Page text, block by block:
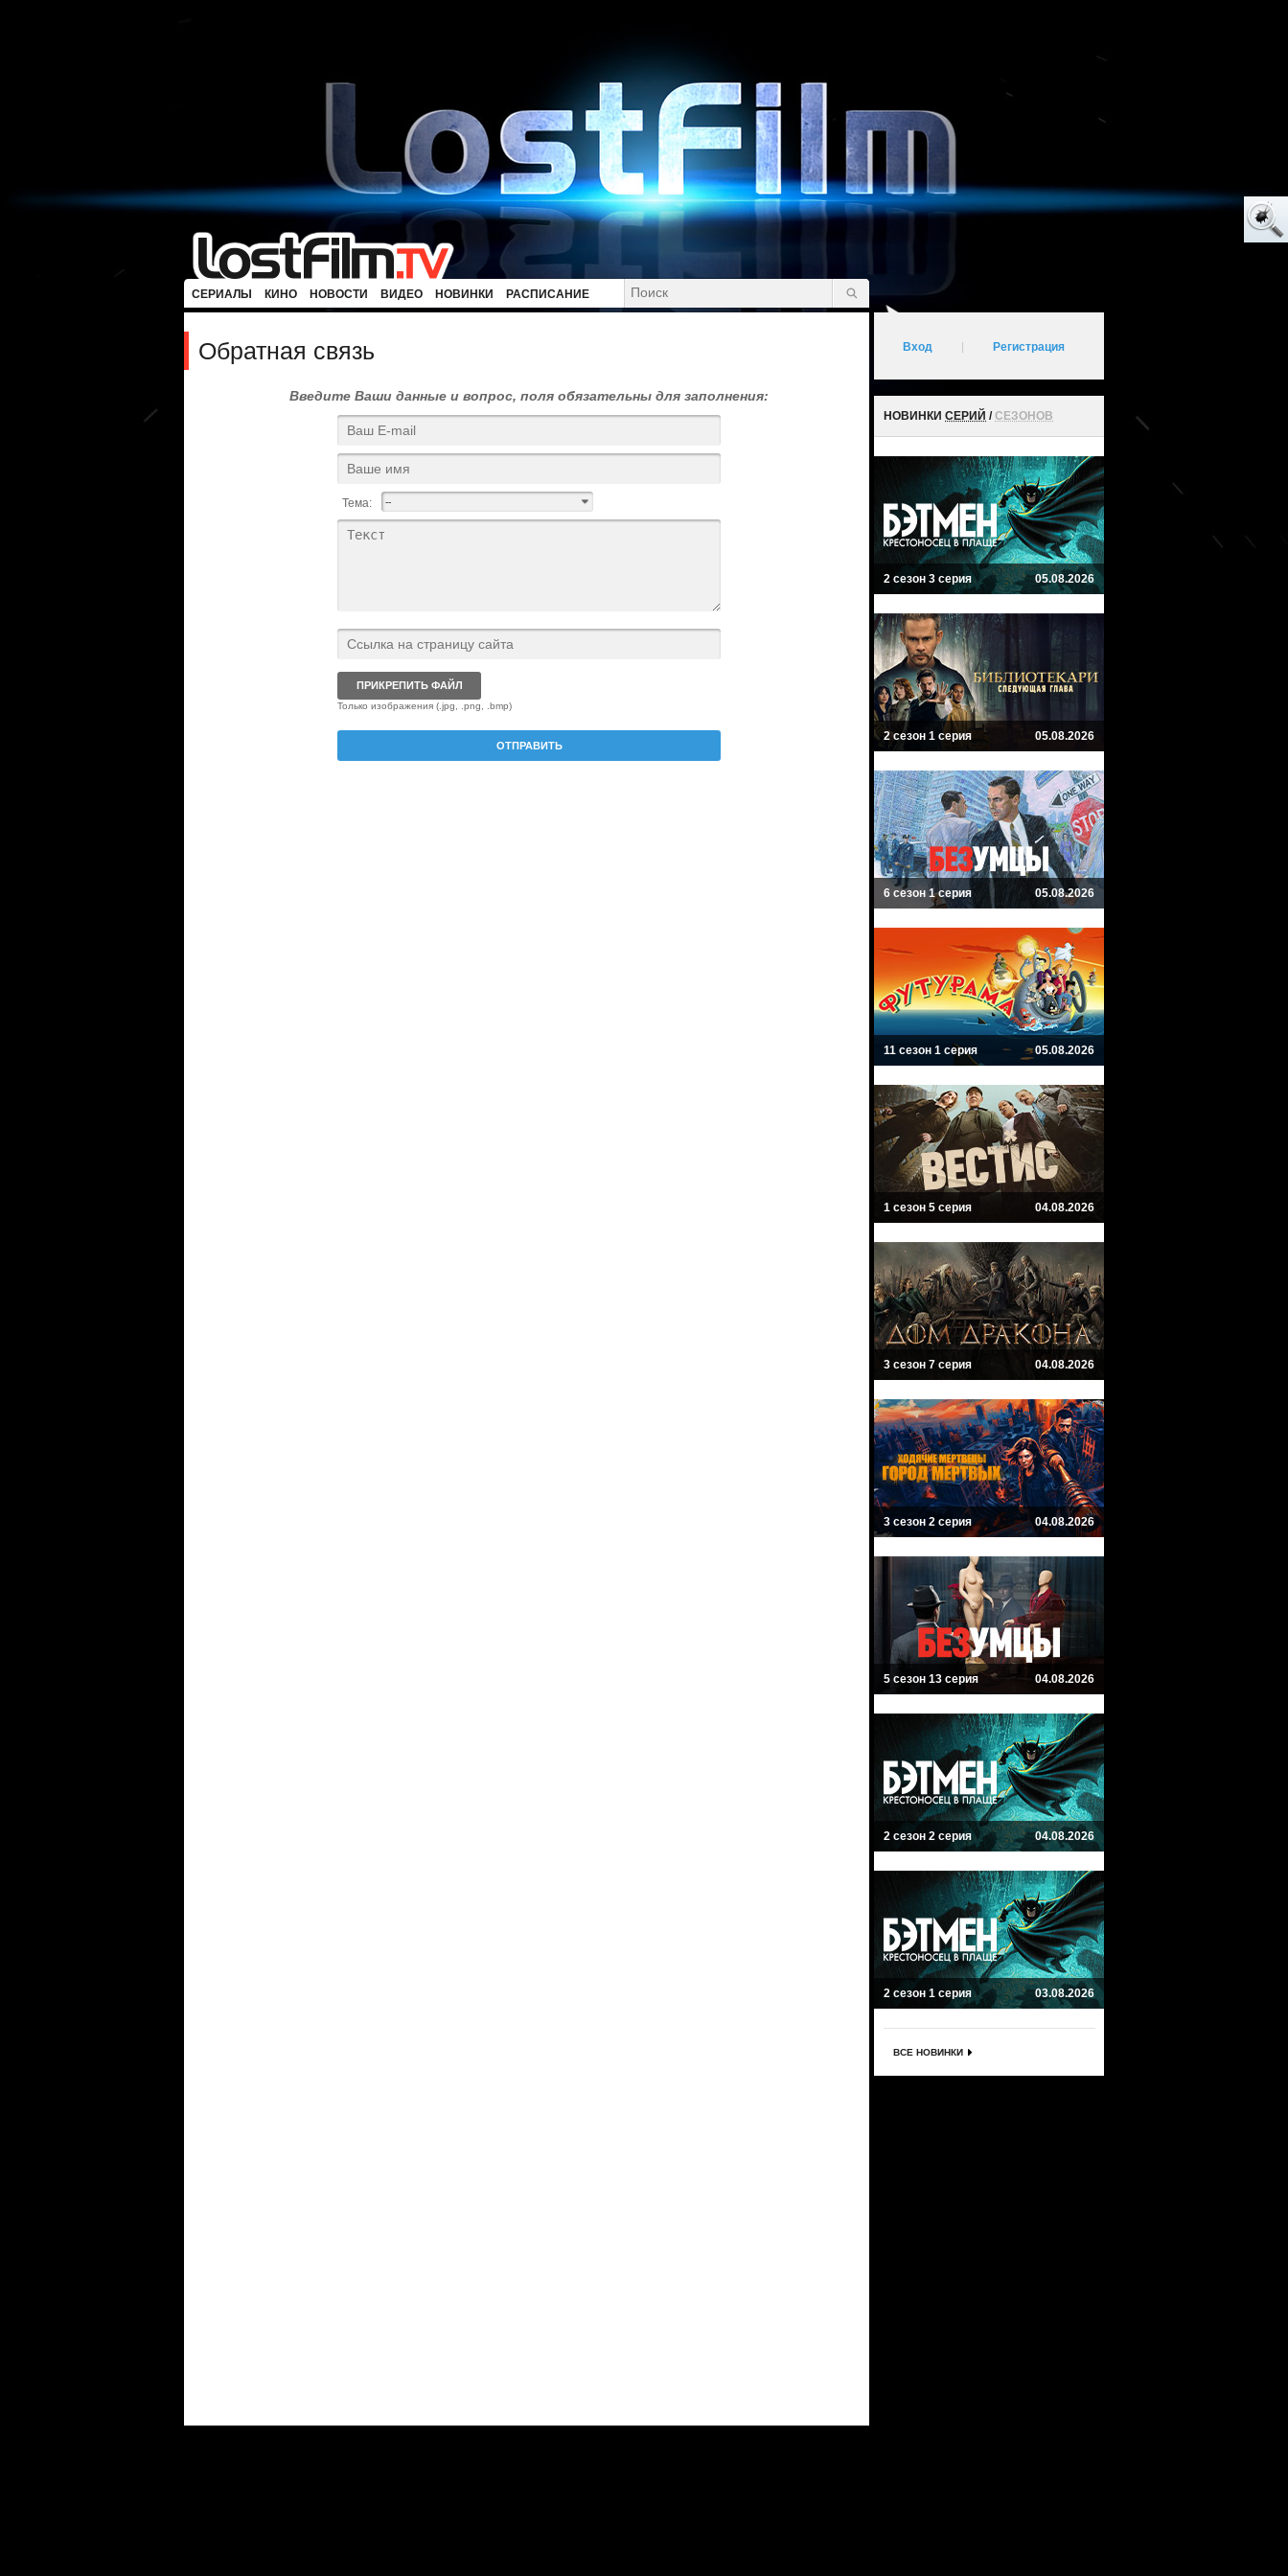
СЕРИАЛЫ КИНО НОВОСТИ ВИДЕО НОВИНКИ РАСПИСАНИЕ
Обратная связь
Введите Ваши данные и вопрос, поля обязательны для заполнения:
Тема:
ПРИКРЕПИТЬ ФАЙЛ
Только изображения (.jpg, .png, .bmp)
Вход Регистрация
НОВИНКИ СЕРИЙ /СЕЗОНОВ
2 сезон 3 серия 05.08.2026
2 сезон 1 серия 05.08.2026
6 сезон 1 серия 05.08.2026
11 сезон 1 серия 05.08.2026
1 сезон 5 серия 04.08.2026
3 сезон 7 серия 04.08.2026
3 сезон 2 серия 04.08.2026
5 сезон 13 серия 04.08.2026
2 сезон 2 серия 04.08.2026
2 сезон 1 серия 03.08.2026
ВСЕ НОВИНКИ